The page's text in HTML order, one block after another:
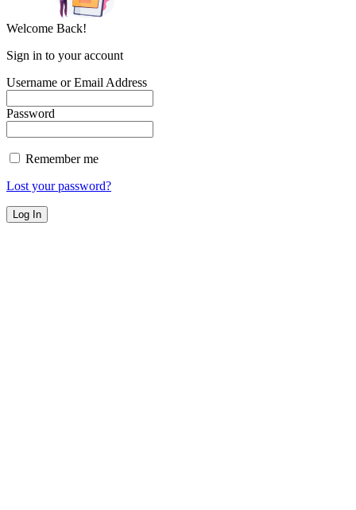
Welcome Back!
Sign in to your account
Username or Email Address
Password
Remember me
Lost your password?